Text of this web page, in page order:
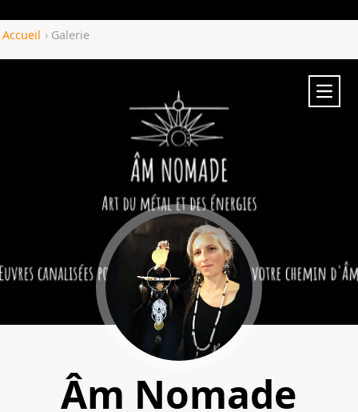
Accueil › Galerie
Âm Nomade